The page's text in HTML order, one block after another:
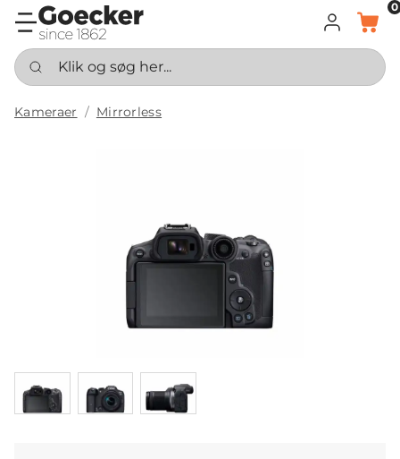
LOG INDKURV
0
Klik og søg her...
Kameraer Mirrorless